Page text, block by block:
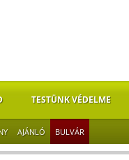
TESTÜNK VÉDELME
AJÁNLÓ BULVÁR